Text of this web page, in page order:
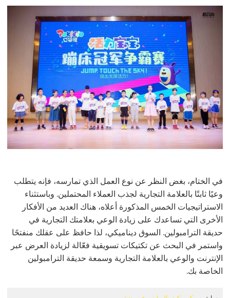
في الختام، بغض النظر عن نوع العمل الذي تمارسه، فإنه يتطلب
وعيًا ثابتًا بالعلامة التجارية لجذب العملاء المحتملين. وباستثناء
الاستراتيجيات الخمس المذكورة أعلاه، هناك العديد من الأفكار
الأخرى التي تساعدك على زيادة الوعي بعلامتك التجارية في
حديقة الترامبولين. السوق ديناميكي، لذا حافظ على عقلك منفتحًا
واستمر في البحث عن تكتيكات تسويقية فعّالة لزيادة العرض عبر
الإنترنت والوعي بالعلامة التجارية وسمعة حديقة الترامبولين
الخاصة بك.